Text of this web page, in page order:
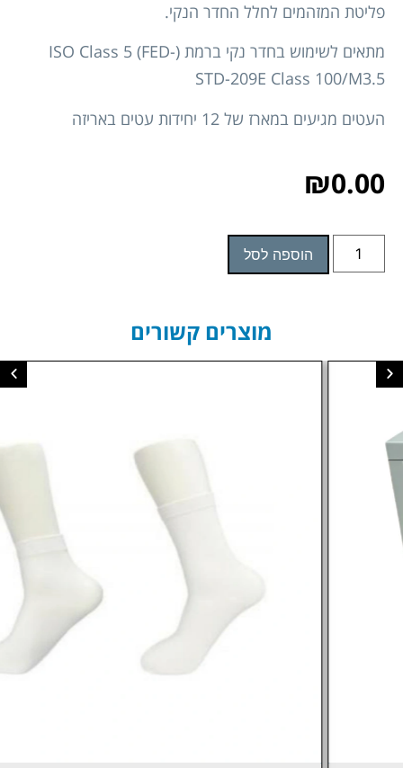
פליטת המזהמים לחלל החדר הנקי.
מתאים לשימוש בחדר נקי ברמת (ISO Class 5 (FED-
STD-209E Class 100/M3.5
העטים מגיעים במארז של 12 יחידות עטים באריזה
₪0.00
הוספה לסל
מוצרים קשורים